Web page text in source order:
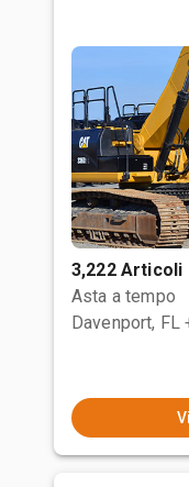
3,222 Articoli
Asta a tempo
Davenport, FL